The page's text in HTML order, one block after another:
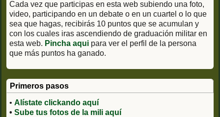
Cada vez que participas en esta web subiendo una foto,
video, participando en un debate o en un cuartel o lo que
sea que hagas, recibirás 10 puntos que se acumulan y
con los cuales iras ascendiendo de graduación militar en
esta web. Pincha aqui para ver el perfil de la persona
que más puntos ha ganado.
Primeros pasos
• Alístate clickando aquí
• Sube tus fotos de la mili aquí